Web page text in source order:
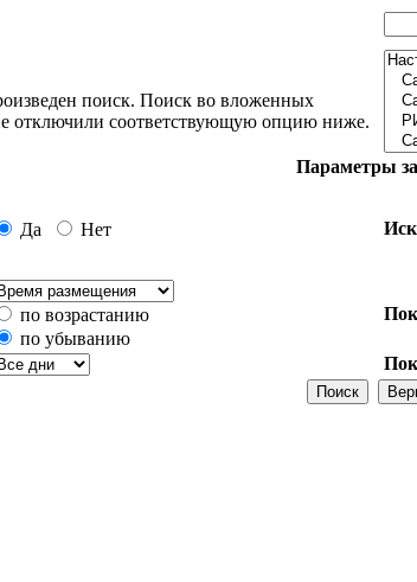
поиск. Поиск во вложенных
отключили соответствующую опцию ниже.
Параметры
Да Нет
по возрастанию
по убыванию